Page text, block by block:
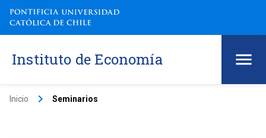
Instituto de Economía
Inicio keyboard_arrow_right Seminarios